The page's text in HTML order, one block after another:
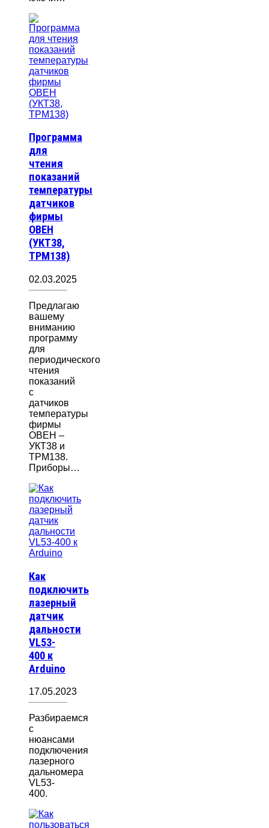
Программа
для
чтения
показаний
температуры
датчиков
фирмы
ОВЕН
(УКТ38,
ТРМ138)
02.03.2025
Предлагаю
вашему
вниманию
программу
для
периодического
чтения
показаний
с
датчиков
температуры
фирмы
ОВЕН –
УКТ38 и
ТРМ138.
Приборы…
Как
подключить
лазерный
датчик
дальности
VL53-
400 к
Arduino
17.05.2023
Разбираемся
с
нюансами
подключения
лазерного
дальномера
VL53-
400.